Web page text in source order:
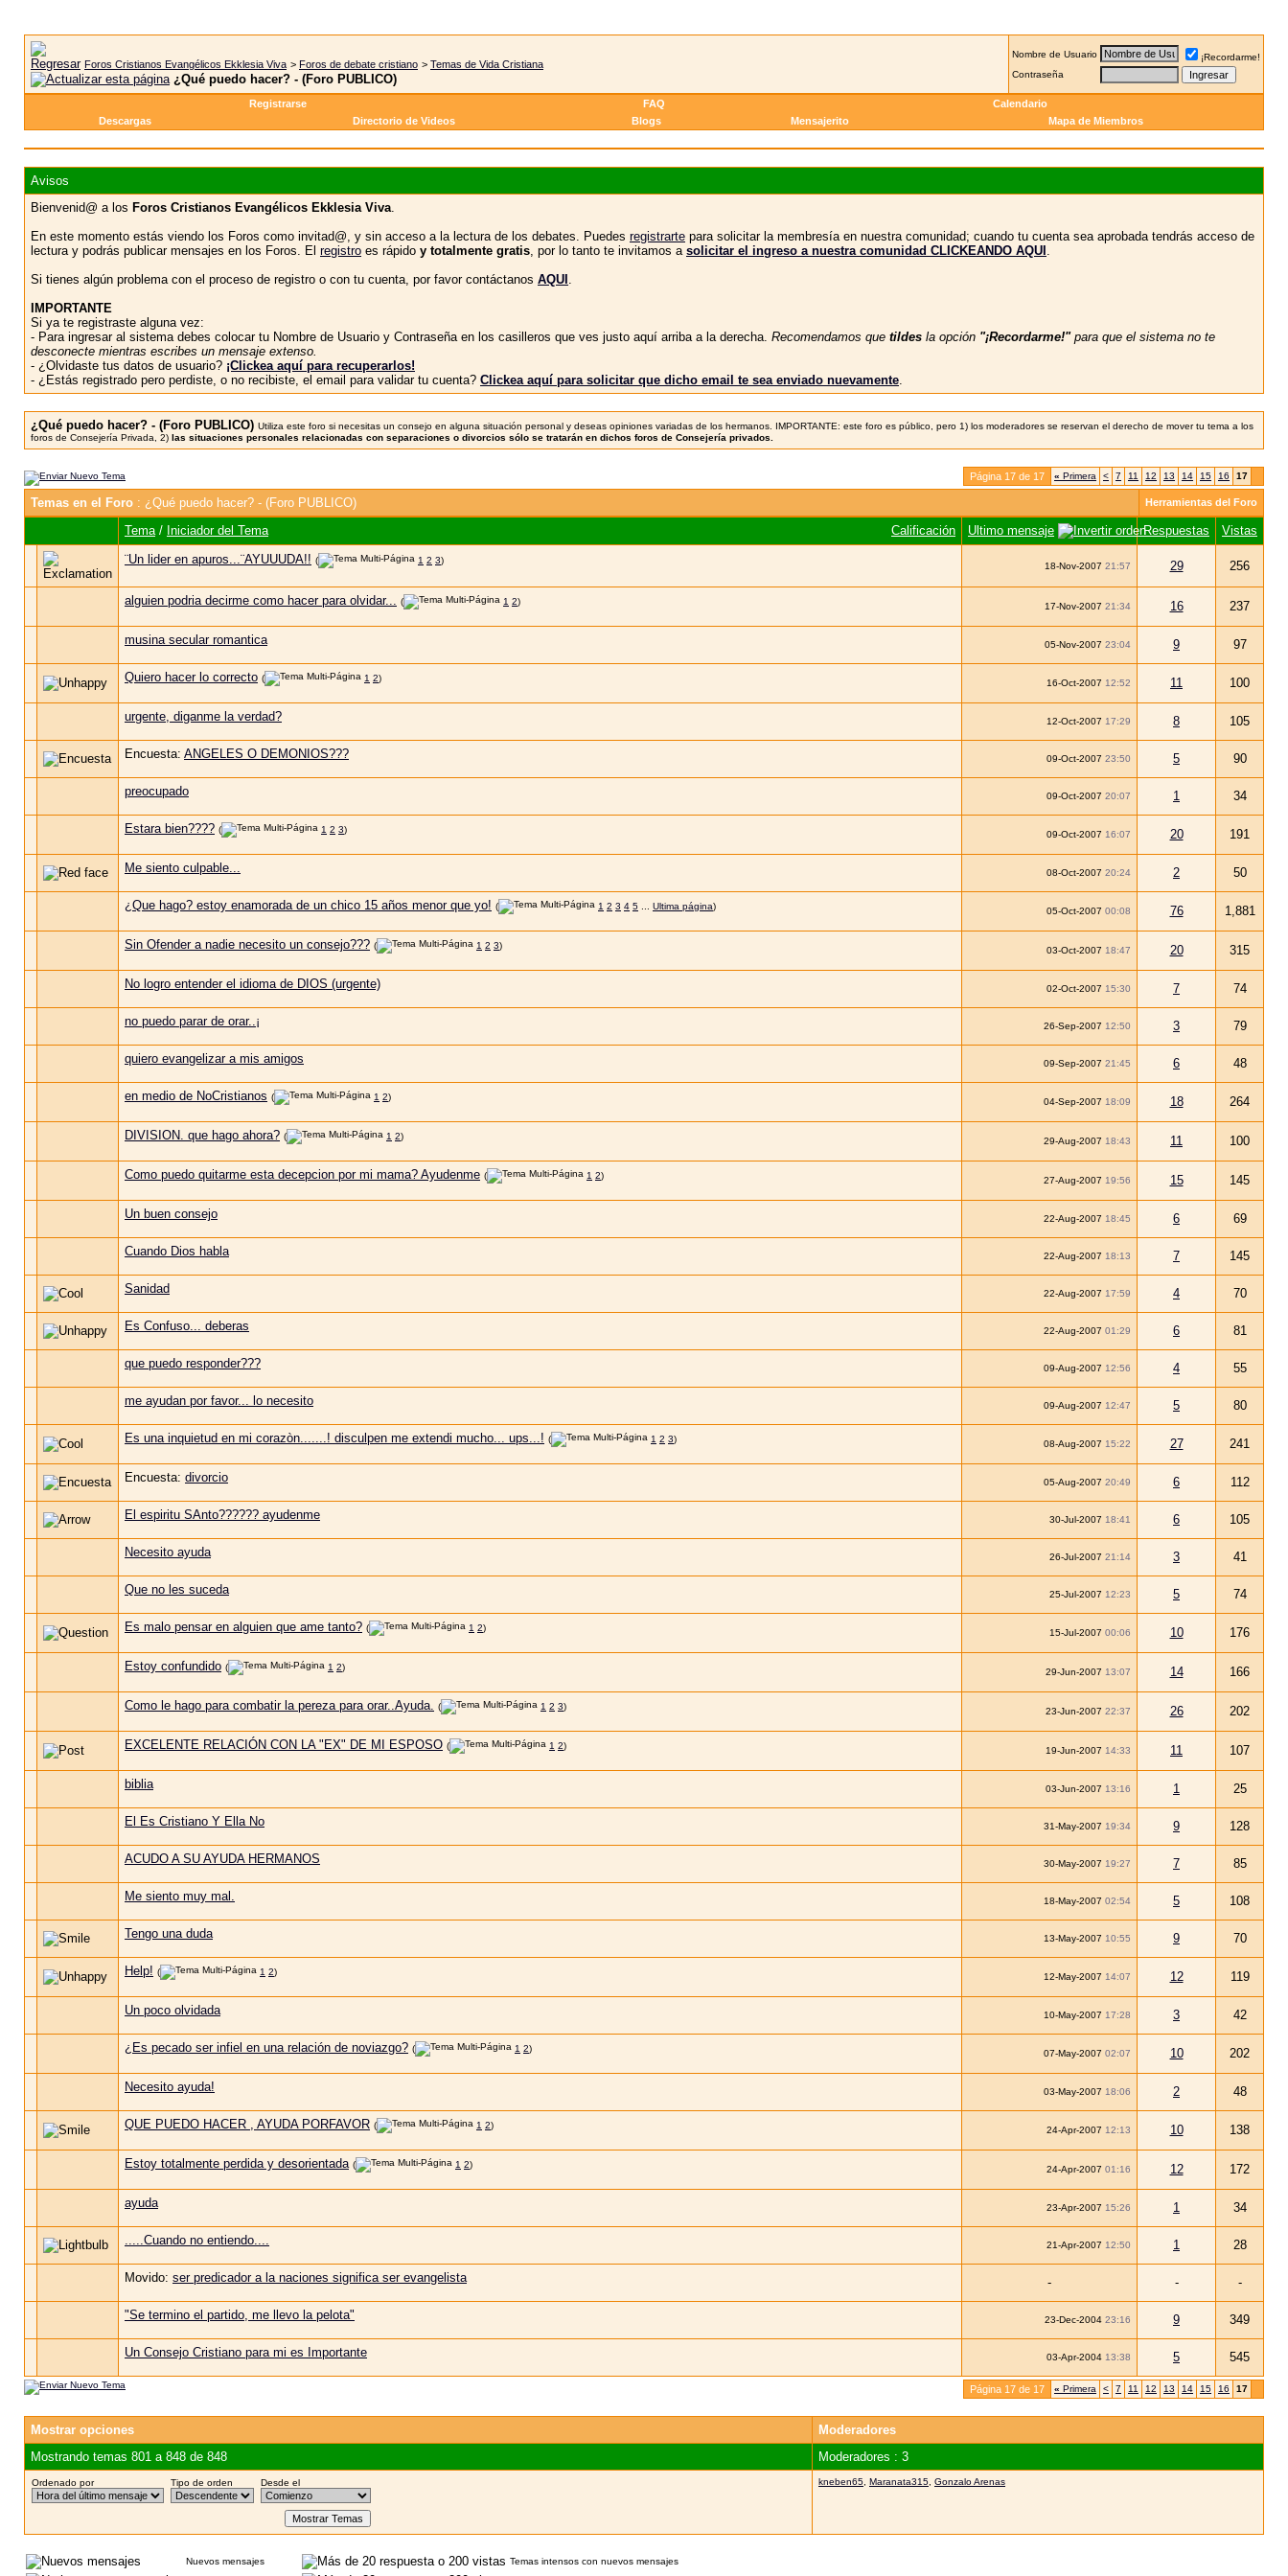
Foros Cristianos Evangélicos Ekklesia Viva > Foros de debate cristiano > Temas de Vida Cristiana
¿Qué puedo hacer? - (Foro PUBLICO)
Nombre de Usuario
¡Recordarme!
Contraseña
Registrarse FAQ
Calendario
Descargas
Directorio de Videos Blogs Mensajerito Mapa de Miembros
Avisos
Bienvenid@ a los Foros Cristianos Evangélicos Ekklesia Viva.
En este momento estás viendo los Foros como invitad@, y sin acceso a la lectura de los debates. Puedes registrarte para solicitar la membresía en nuestra comunidad; cuando tu cuenta sea aprobada tendrás acceso de
lectura y podrás publicar mensajes en los Foros. El registro es rápido y totalmente gratis, por lo tanto te invitamos a solicitar el ingreso a nuestra comunidad CLICKEANDO AQUI .
Si tienes algún problema con el proceso de registro o con tu cuenta, por favor contáctanos AQUI .
IMPORTANTE
Si ya te registraste alguna vez:
- Para ingresar al sistema debes colocar tu Nombre de Usuario y Contraseña en los casilleros que ves justo aquí arriba a la derecha. Recomendamos que tildes la opción "¡Recordarme!"para que el sistema no te
desconecte mientras escribes un mensaje extenso.
- ¿Olvidaste tus datos de usuario? ¡Clickea aquí para recuperarlos!
- ¿Estás registrado pero perdiste, o no recibiste, el email para validar tu cuenta? Clickea aquí para solicitar que dicho email te sea enviado nuevamente.
¿Qué puedo hacer? - (Foro PUBLICO) Utiliza este foro si necesitas un consejo en alguna situación personal y deseas opiniones variadas de los hermanos. IMPORTANTE: este foro es público, pero 1) los moderadores se reservan el derecho de mover tu tema a los
foros de Consejería Privada, 2) las situaciones personales relacionadas con separaciones o divorcios sólo se tratarán en dichos foros de Consejería privados.
Página 17 de 17 « Primera < 7 11 12 13 14 15 16 17
Temas en el Foro : ¿Qué puedo hacer? - (Foro PUBLICO) Herramientas del Foro
Calificación
Tema/ Iniciador del Tema Ultimo mensaje Respuestas
Vistas
¨Un lider en apuros...¨AYUUUDA!! ( 1 2 3)
18-Nov-2007 21:57 29 256
alguien podria decirme como hacer para olvidar... ( 1 2) 17-Nov-2007 21:34 16 237
musina secular romantica 05-Nov-2007 23:04 9 97
Quiero hacer lo correcto ( 1 2) 16-Oct-2007 12:52 11 100
urgente, diganme la verdad? 12-Oct-2007 17:29 8 105
Encuesta: ANGELES O DEMONIOS??? 09-Oct-2007 23:50 5 90
preocupado 09-Oct-2007 20:07 1 34
Estara bien???? ( 1 2 3) 09-Oct-2007 16:07 20 191
Me siento culpable... 08-Oct-2007 20:24 2 50
¿Que hago? estoy enamorada de un chico 15 años menor que yo! ( 1 2 3 4 5 Ultima página) 05-Oct-2007 00:08 76 1,881
Sin Ofender a nadie necesito un consejo??? ( 1 2 3) 03-Oct-2007 18:47 20 315
No logro entender el idioma de DIOS (urgente) 02-Oct-2007 15:30 7 74
no puedo parar de orar..¡ 26-Sep-2007 12:50 3 79
quiero evangelizar a mis amigos 09-Sep-2007 21:45 6 48
en medio de NoCristianos ( 1 2) 04-Sep-2007 18:09 18 264
DIVISION. que hago ahora? ( 1 2) 29-Aug-2007 18:43 11 100
Como puedo quitarme esta decepcion por mi mama? Ayudenme ( 1 2) 27-Aug-2007 19:56 15 145
Un buen consejo 22-Aug-2007 18:45 6 69
Cuando Dios habla 22-Aug-2007 18:13 7 145
Sanidad 22-Aug-2007 17:59 4 70
Es Confuso... deberas 22-Aug-2007 01:29 6 81
que puedo responder??? 09-Aug-2007 12:56 4 55
me ayudan por favor... lo necesito 09-Aug-2007 12:47 5 80
Es una inquietud en mi corazòn.......! disculpen me extendi mucho... ups...! ( 1 2 3) 08-Aug-2007 15:22 27 241
Encuesta: divorcio 05-Aug-2007 20:49 6 112
El espiritu SAnto?????? ayudenme 30-Jul-2007 18:41 6 105
Necesito ayuda 26-Jul-2007 21:14 3 41
Que no les suceda 25-Jul-2007 12:23 5 74
Es malo pensar en alguien que ame tanto? ( 1 2) 15-Jul-2007 00:06 10 176
Estoy confundido ( 1 2) 29-Jun-2007 13:07 14 166
Como le hago para combatir la pereza para orar..Ayuda. ( 1 2 3) 23-Jun-2007 22:37 26 202
EXCELENTE RELACIÓN CON LA "EX" DE MI ESPOSO ( 1 2) 19-Jun-2007 14:33 11 107
biblia 03-Jun-2007 13:16 1 25
El Es Cristiano Y Ella No 31-May-2007 19:34 9 128
ACUDO A SU AYUDA HERMANOS 30-May-2007 19:27 7 85
Me siento muy mal. 18-May-2007 02:54 5 108
Tengo una duda 13-May-2007 10:55 9 70
Help! ( 1 2) 12-May-2007 14:07 12 119
Un poco olvidada 10-May-2007 17:28 3 42
¿Es pecado ser infiel en una relación de noviazgo? ( 1 2) 07-May-2007 02:07 10 202
Necesito ayuda! 03-May-2007 18:06 2 48
QUE PUEDO HACER , AYUDA PORFAVOR ( 1 2) 24-Apr-2007 12:13 10 138
Estoy totalmente perdida y desorientada ( 1 2) 24-Apr-2007 01:16 12 172
ayuda 23-Apr-2007 15:26 1 34
.....Cuando no entiendo.... 21-Apr-2007 12:50 1 28
Movido: ser predicador a la naciones significa ser evangelista - - -
"Se termino el partido, me llevo la pelota" 23-Dec-2004 23:16 9 349
Un Consejo Cristiano para mi es Importante 03-Apr-2004 13:38 5 545
Página 17 de 17 « Primera < 7 11 12 13 14 15 16 17
Mostrar opciones
Moderadores
Mostrando temas 801 a 848 de 848
Moderadores : 3
Ordenado por Tipo de orden Desde el kneben65 Maranata315 Gonzalo Arenas
Nuevos mensajes
Temas intensos con nuevos mensajes